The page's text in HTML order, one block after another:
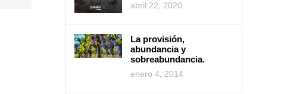
abril 22, 2020
La provisión,
abundancia y
sobreabundancia.
enero 4, 2014